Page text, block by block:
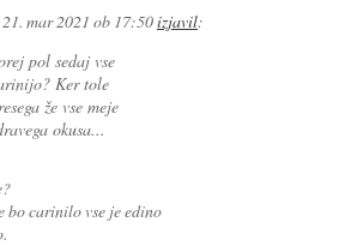
21. mar 2021 ob 17:50izjavil:
pol sedaj vse
Ker tole
že vse meje
okusa...
bo carinilo vse je edino